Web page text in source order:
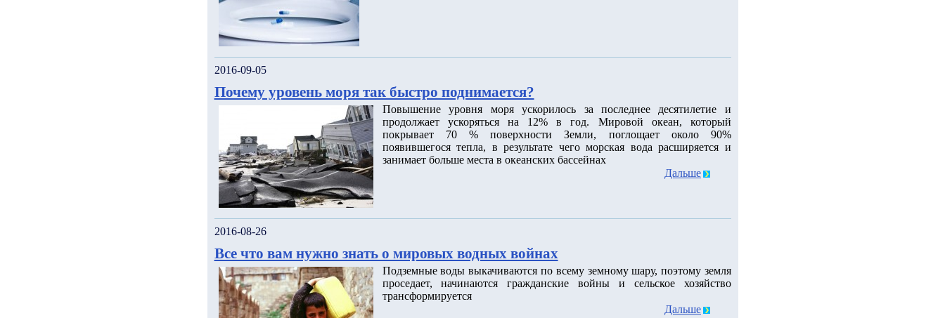
2016-09-05
Почему уровень моря так быстро поднимается?
Повышение уровня моря ускорилось за последнее десятилетие и
продолжает ускоряться на 12% в год. Мировой океан, который
покрывает 70 % поверхности Земли, поглощает около 90%
появившегося тепла, в результате чего морская вода расширяется и
занимает больше места в океанских бассейнах
Дальше
2016-08-26
Все что вам нужно знать о мировых водных войнах
Подземные воды выкачиваются по всему земному шару, поэтому земля
проседает, начинаются гражданские войны и сельское хозяйство
трансформируется
Дальше